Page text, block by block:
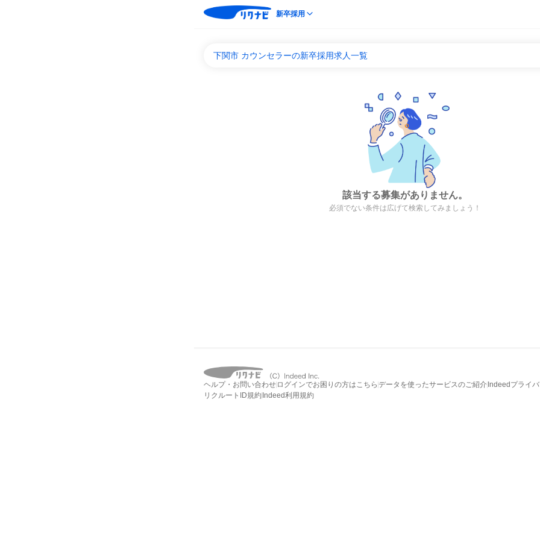
新卒採用
下関市 カウンセラーの新卒採用求人一覧
該当する募集がありません。
必須でない条件は広げて検索してみましょう！
ヘルプ・お問い合わせ ログインでお困りの方はこちら データを使ったサービスのご紹介 Indeedプライ
リクルートID規約 Indeed利用規約